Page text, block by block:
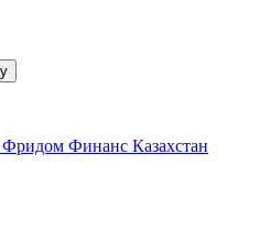
Финанс Казахстан